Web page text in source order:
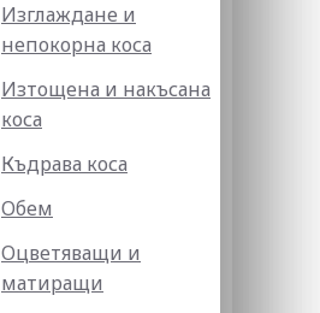
Изглаждане и
непокорна коса
Изтощена и накъсана
коса
Къдрава коса
Обем
Оцветяващи и
матиращи